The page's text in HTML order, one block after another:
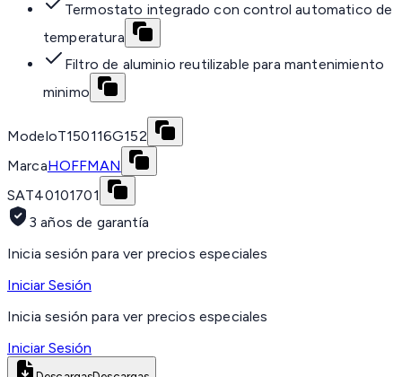
Termostato integrado con control automatico de
temperatura
Filtro de aluminio reutilizable para mantenimiento
minimo
ModeloT150116G152
MarcaHOFFMAN
SAT40101701
3 años de garantía
Inicia sesión para ver precios especiales
Iniciar Sesión
Inicia sesión para ver precios especiales
Iniciar Sesión